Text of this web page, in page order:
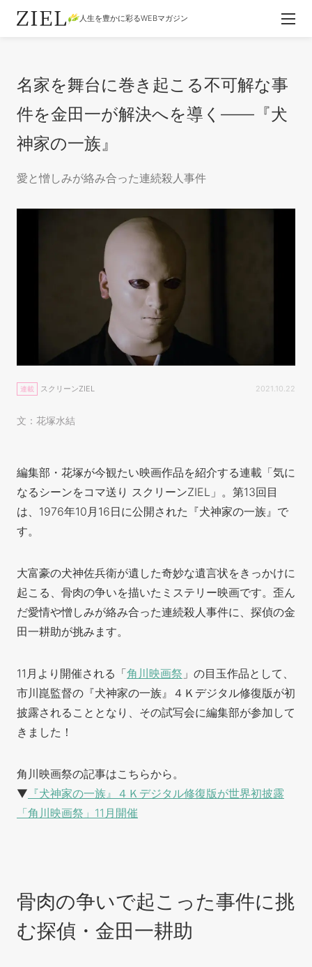
人生を豊かに彩るWEBマガジン
名家を舞台に巻き起こる不可解な事
件を金田一が解決へを導く――『犬
神家の一族』
愛と憎しみが絡み合った連続殺人事件
連載 スクリーンZIEL 2021.10.22
文：花塚水結
編集部・花塚が今観たい映画作品を紹介する連載「気に
なるシーンをコマ送り スクリーンZIEL」。第13回目
は、1976年10月16日に公開された『犬神家の一族』で
す。
大富豪の犬神佐兵衛が遺した奇妙な遺言状をきっかけに
起こる、骨肉の争いを描いたミステリー映画です。歪ん
だ愛情や憎しみが絡み合った連続殺人事件に、探偵の金
田一耕助が挑みます。
11月より開催される「角川映画祭 」の目玉作品として、
市川崑監督の『犬神家の一族』４Ｋデジタル修復版が初
披露されることとなり、その試写会に編集部が参加して
きました！
角川映画祭の記事はこちらから。
▼ 『犬神家の一族』４Ｋデジタル修復版が世界初披露
「角川映画祭」11月開催
骨肉の争いで起こった事件に挑
む探偵・金田一耕助